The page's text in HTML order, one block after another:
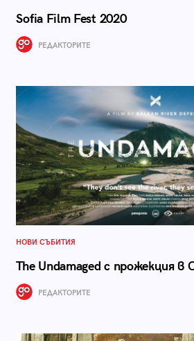
Sofia Film Fest 2020
РЕДАКТОРИТЕ
НОВИ СЪБИТИЯ
The Undamaged с прожекция в
РЕДАКТОРИТЕ